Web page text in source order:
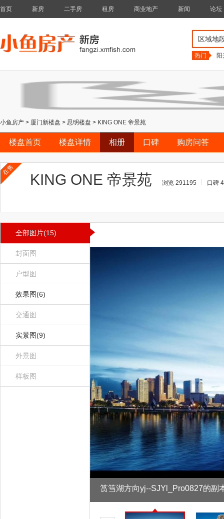
首页 新房 二手房 租房 商业地产 新闻 论坛
区域地
热门
小鱼房产 > 厦门新楼盘 > 思明楼盘 > KING ONE 帝景苑
楼盘首页 楼盘详情 相册 口碑 购房问答
在售
KING ONE 帝景苑 浏览 291195 口碑 4
全部图片(15)
封面图
户型图
效果图(6)
交通图
实景图(9)
外景图
样板图
筼筜湖方向yj--SJYl_Pro0827的副